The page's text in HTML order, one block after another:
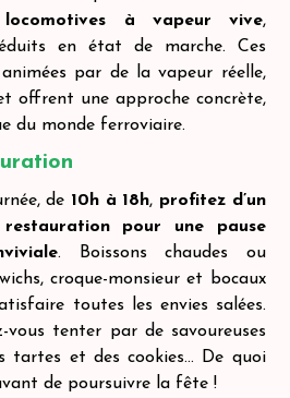
locomotives à vapeur vive,
en état de marche. Ces
par de la vapeur réelle,
offrent une approche concrète,
du monde ferroviaire.
de 10h à 18h, profitez d’un
pour une pause
. Boissons chaudes ou
croque-monsieur et bocaux
toutes les envies salées.
vous tenter par de savoureuses
tartes et des cookies… De quoi
de poursuivre la fête !